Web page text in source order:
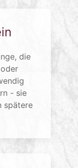
die
- sie
spätere